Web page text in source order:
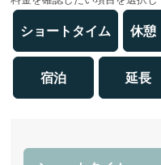
ショートタイム 休憩
宿泊 延長